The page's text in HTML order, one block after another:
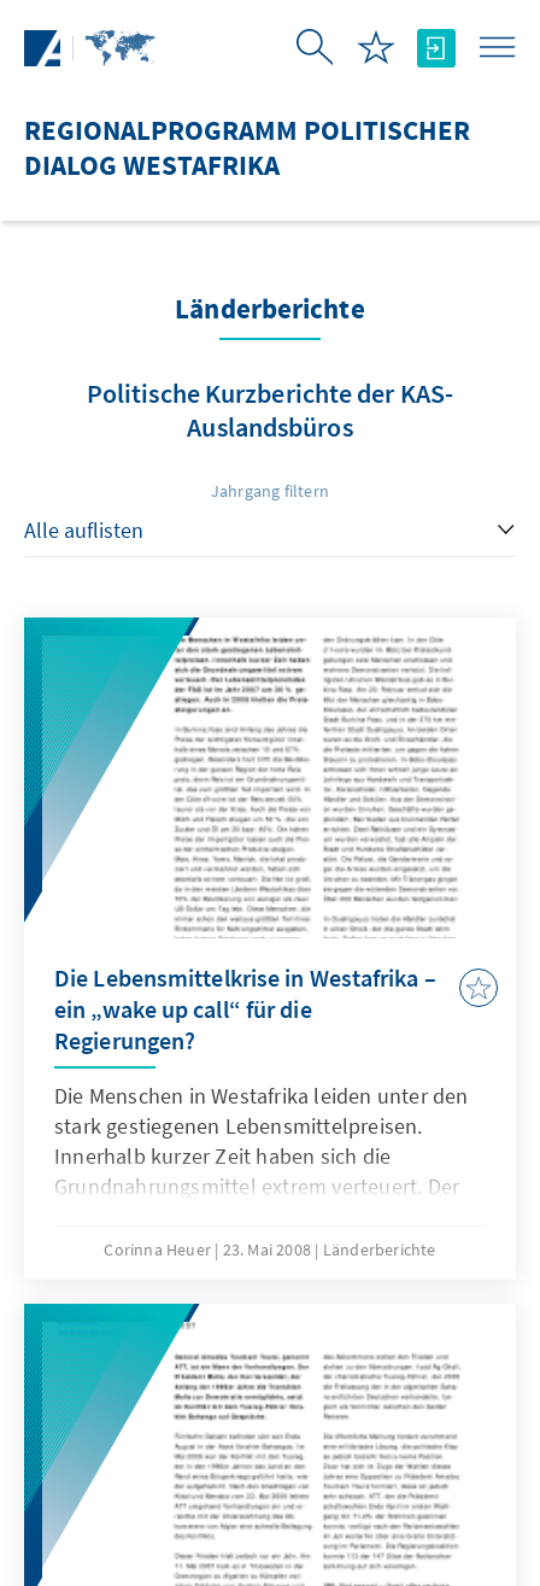
REGIONALPROGRAMM POLITISCHER
DIALOG WESTAFRIKA
Länderberichte
Politische Kurzberichte der KAS-
Auslandsbüros
Jahrgang filtern
Die Lebensmittelkrise in Westafrika –
ein „wake up call“ für die
Regierungen?
Die Menschen in Westafrika leiden unter den
stark gestiegenen Lebensmittelpreisen.
Innerhalb kurzer Zeit haben sich die
Grundnahrungsmittel extrem verteuert. Der
2007 um 36 % gestiegen. Auch in 2008 hielten
Corinna Heuer 23. Mai 2008 Länderberichte